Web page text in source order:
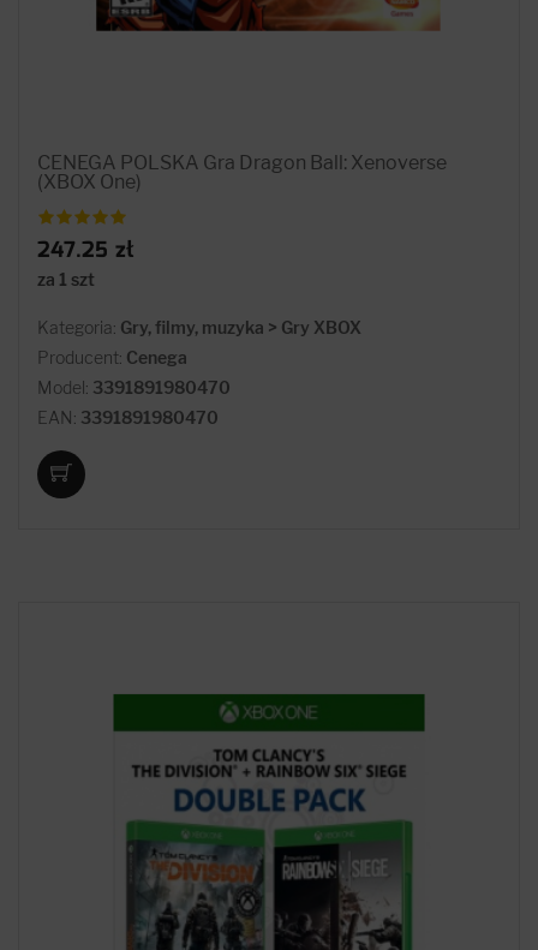
CENEGA POLSKA Gra Dragon Ball: Xenoverse
(XBOX One)
247.25 zł
za 1 szt
Kategoria: Gry, filmy, muzyka > Gry XBOX
Producent: Cenega
Model: 3391891980470
EAN: 3391891980470